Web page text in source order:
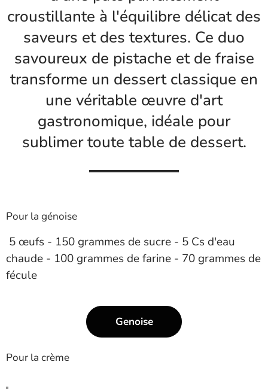
croustillante à l'équilibre délicat des
saveurs et des textures. Ce duo
savoureux de pistache et de fraise
transforme un dessert classique en
une véritable œuvre d'art
gastronomique, idéale pour
sublimer toute table de dessert.
Pour la génoise
5 œufs - 150 grammes de sucre - 5 Cs d'eau
chaude - 100 grammes de farine - 70 grammes de
fécule
Genoise
Pour la crème